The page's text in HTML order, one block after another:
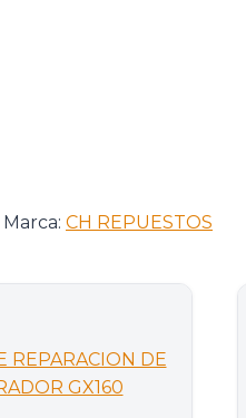
Marca: CH REPUESTOS